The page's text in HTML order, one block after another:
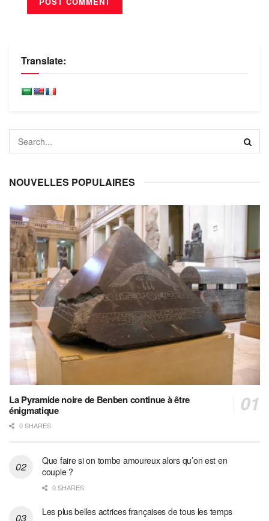
Translate:
NOUVELLES POPULAIRES
La Pyramide noire de Benben continue à être
énigmatique
0 SHARES
Que faire si on tombe amoureux alors qu’on est en
couple ?
0 SHARES
Les plus belles actrices françaises de tous les temps